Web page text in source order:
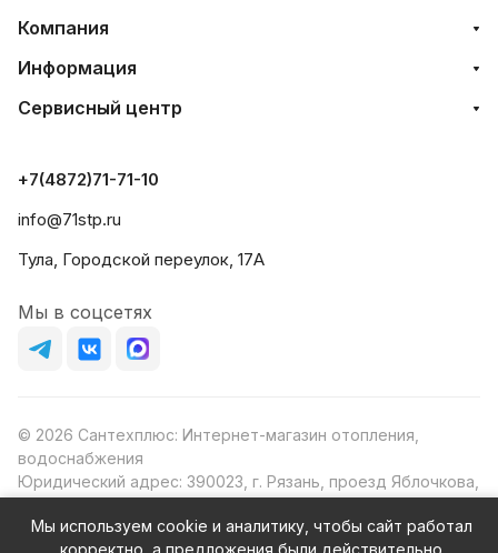
Компания
Информация
Сервисный центр
+7(4872)71-71-10
info@71stp.ru
Тула, Городской переулок, 17А
Мы в соцсетях
© 2026 Сантехплюс: Интернет-магазин отопления,
водоснабжения
Юридический адрес: 390023, г. Рязань, проезд Яблочкова,
ИНН/КПП: 6230087631/623001001
Мы используем cookie и аналитику, чтобы сайт работал
корректно, а предложения были действительно